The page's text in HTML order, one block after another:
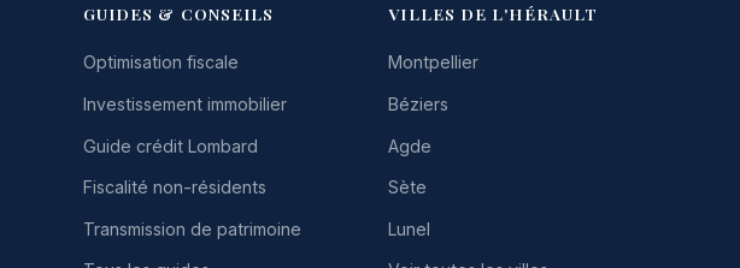
GUIDES & CONSEILS
Optimisation fiscale
Investissement immobilier
Guide crédit Lombard
Fiscalité non-résidents
Transmission de patrimoine
VILLES DE L'HÉRAULT
Montpellier
Béziers
Agde
Sète
Lunel